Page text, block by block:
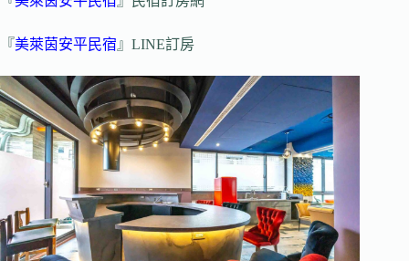
『美萊茵安平民宿 』LINE訂房